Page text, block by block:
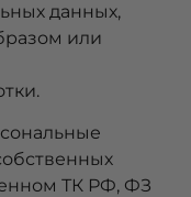
данных,
или
ТК РФ, ФЗ